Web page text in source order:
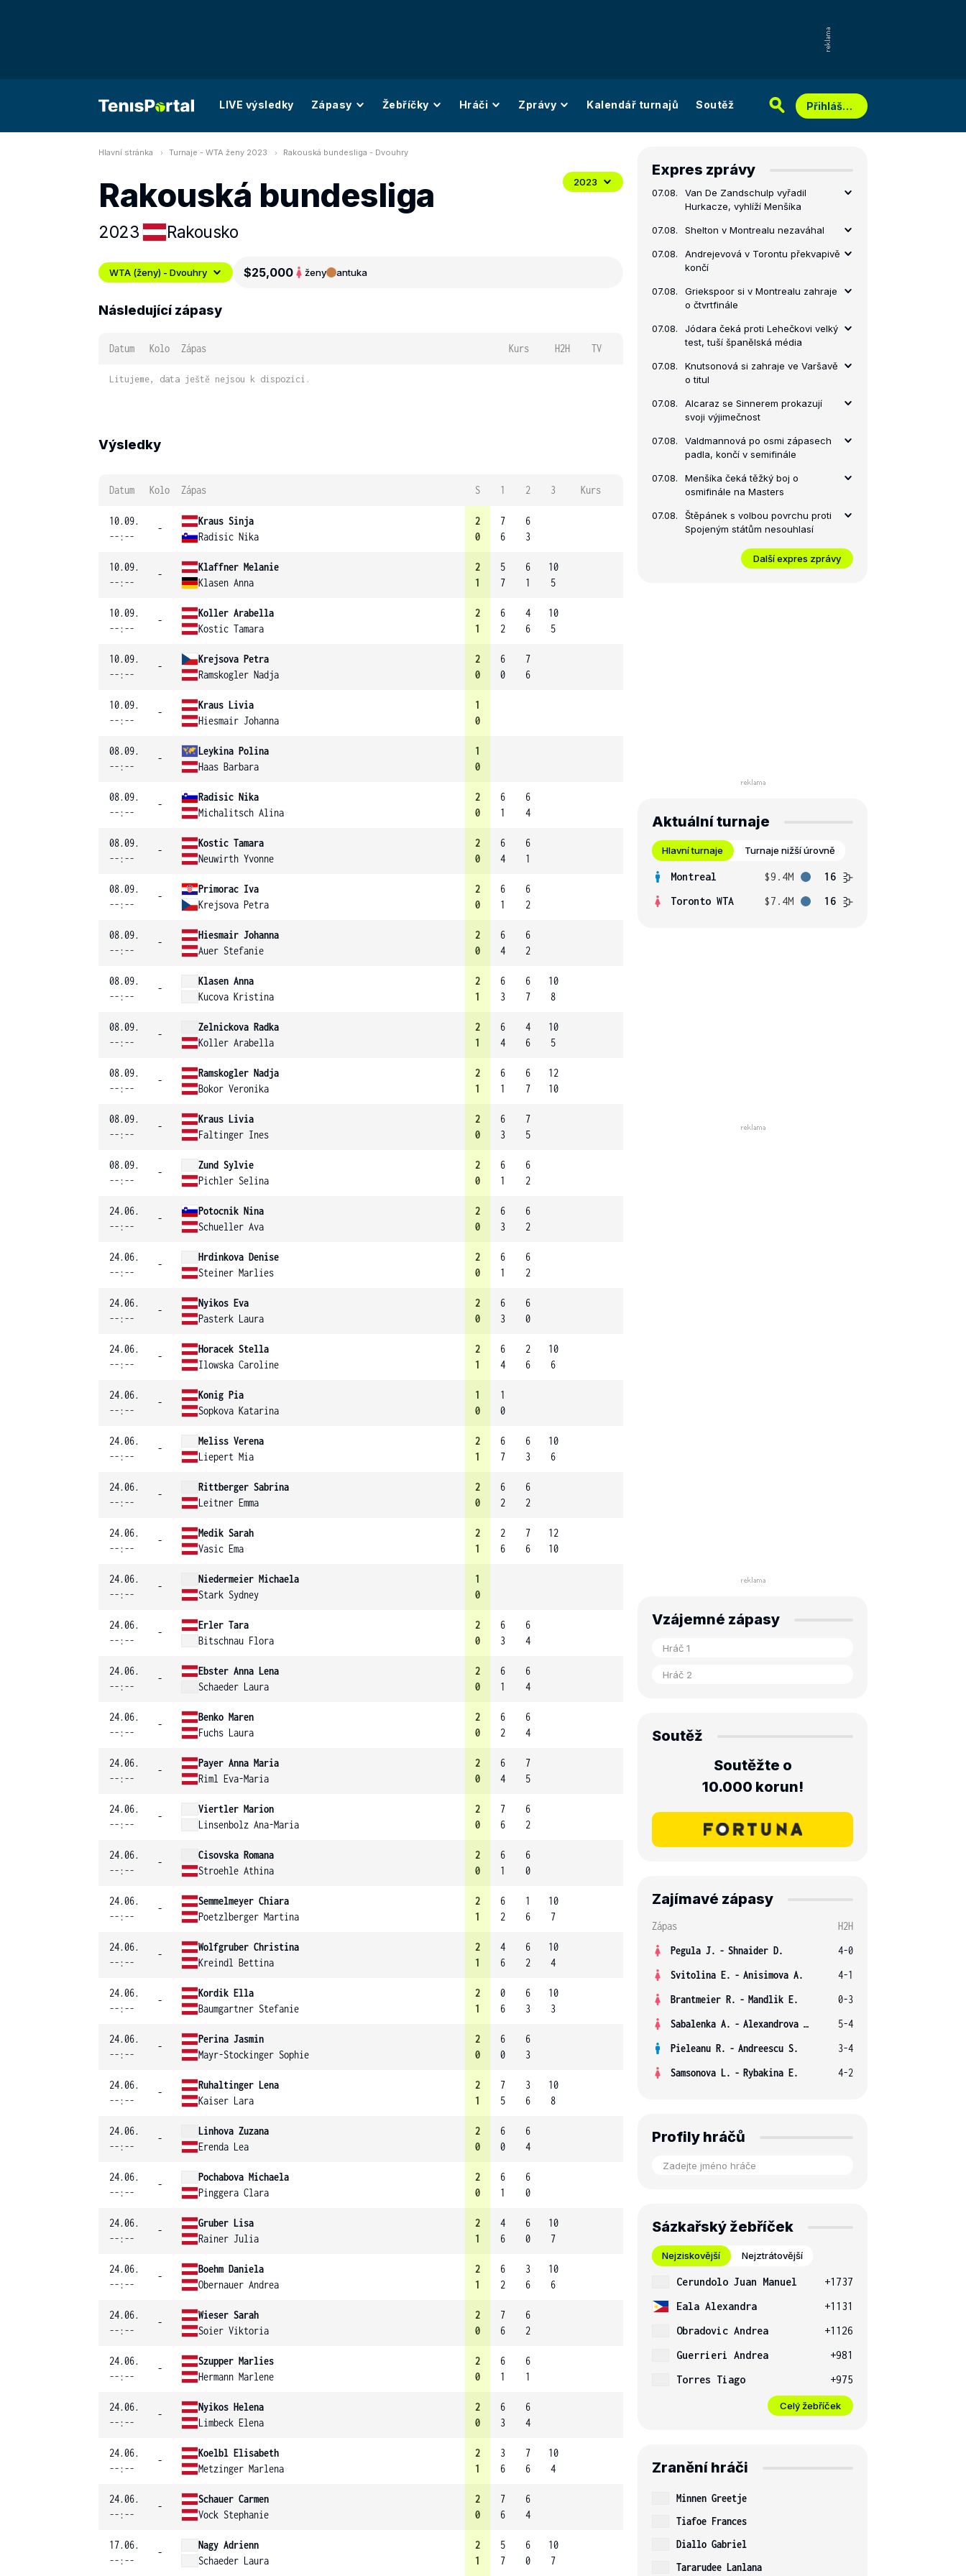
LIVE výsledky Zápasy Žebříčky Hráči Zprávy Kalendář turnajů Soutěž Přihlášení
Hlavní stránka Turnaje - WTA ženy 2023 Rakouská bundesliga - Dvouhry
Rakouská bundesliga
2023 Rakousko
2023
WTA (ženy) - Dvouhry $25,000 ženy antuka
Následující zápasy
Datum Kolo Zápas Kurs H2H TV
Litujeme, data ještě nejsou k dispozici.
Výsledky
Datum Kolo Zápas S 1 2 3 Kurs
10.09.
--:--
-
Kraus Sinja
Radisic Nika
2
0
7
6
6
3
10.09.
--:--
-
Klaffner Melanie
Klasen Anna
2
1
5
7
6
1
10
5
10.09.
--:--
-
Koller Arabella
Kostic Tamara
2
1
6
2
4
6
10
5
10.09.
--:--
-
Krejsova Petra
Ramskogler Nadja
2
0
6
0
7
6
10.09.
--:--
-
Kraus Livia
Hiesmair Johanna
1
0
08.09.
--:--
-
Leykina Polina
Haas Barbara
1
0
08.09.
--:--
-
Radisic Nika
Michalitsch Alina
2
0
6
1
6
4
08.09.
--:--
-
Kostic Tamara
Neuwirth Yvonne
2
0
6
4
6
1
08.09.
--:--
-
Primorac Iva
Krejsova Petra
2
0
6
1
6
2
08.09.
--:--
-
Hiesmair Johanna
Auer Stefanie
2
0
6
4
6
2
08.09.
--:--
-
Klasen Anna
Kucova Kristina
2
1
6
3
6
7
10
8
08.09.
--:--
-
Zelnickova Radka
Koller Arabella
2
1
6
4
4
6
10
5
08.09.
--:--
-
Ramskogler Nadja
Bokor Veronika
2
1
6
1
6
7
12
10
08.09.
--:--
-
Kraus Livia
Faltinger Ines
2
0
6
3
7
5
08.09.
--:--
-
Zund Sylvie
Pichler Selina
2
0
6
1
6
2
24.06.
--:--
-
Potocnik Nina
Schueller Ava
2
0
6
3
6
2
24.06.
--:--
-
Hrdinkova Denise
Steiner Marlies
2
0
6
1
6
2
24.06.
--:--
-
Nyikos Eva
Pasterk Laura
2
0
6
3
6
0
24.06.
--:--
-
Horacek Stella
Ilowska Caroline
2
1
6
4
2
6
10
6
24.06.
--:--
-
Konig Pia
Sopkova Katarina
1
0
1
0
24.06.
--:--
-
Meliss Verena
Liepert Mia
2
1
6
7
6
3
10
6
24.06.
--:--
-
Rittberger Sabrina
Leitner Emma
2
0
6
2
6
2
24.06.
--:--
-
Medik Sarah
Vasic Ema
2
1
2
6
7
6
12
10
24.06.
--:--
-
Niedermeier Michaela
Stark Sydney
1
0
24.06.
--:--
-
Erler Tara
Bitschnau Flora
2
0
6
3
6
4
24.06.
--:--
-
Ebster Anna Lena
Schaeder Laura
2
0
6
1
6
4
24.06.
--:--
-
Benko Maren
Fuchs Laura
2
0
6
2
6
4
24.06.
--:--
-
Payer Anna Maria
Riml Eva-Maria
2
0
6
4
7
5
24.06.
--:--
-
Viertler Marion
Linsenbolz Ana-Maria
2
0
7
6
6
2
24.06.
--:--
-
Cisovska Romana
Stroehle Athina
2
0
6
1
6
0
24.06.
--:--
-
Semmelmeyer Chiara
Poetzlberger Martina
2
1
6
2
1
6
10
7
24.06.
--:--
-
Wolfgruber Christina
Kreindl Bettina
2
1
4
6
6
2
10
4
24.06.
--:--
-
Kordik Ella
Baumgartner Stefanie
2
1
0
6
6
3
10
3
24.06.
--:--
-
Perina Jasmin
Mayr-Stockinger Sophie
2
0
6
0
6
3
24.06.
--:--
-
Ruhaltinger Lena
Kaiser Lara
2
1
7
5
3
6
10
8
24.06.
--:--
-
Linhova Zuzana
Erenda Lea
2
0
6
0
6
4
24.06.
--:--
-
Pochabova Michaela
Pinggera Clara
2
0
6
1
6
0
24.06.
--:--
-
Gruber Lisa
Rainer Julia
2
1
4
6
6
0
10
7
24.06.
--:--
-
Boehm Daniela
Obernauer Andrea
2
1
6
2
3
6
10
6
24.06.
--:--
-
Wieser Sarah
Soier Viktoria
2
0
7
6
6
2
24.06.
--:--
-
Szupper Marlies
Hermann Marlene
2
0
6
1
6
1
24.06.
--:--
-
Nyikos Helena
Limbeck Elena
2
0
6
3
6
4
24.06.
--:--
-
Koelbl Elisabeth
Metzinger Marlena
2
1
3
6
7
6
10
4
24.06.
--:--
-
Schauer Carmen
Vock Stephanie
2
0
7
6
6
4
17.06.
--:--
-
Nagy Adrienn
Schaeder Laura
2
1
5
7
6
0
10
7
Expres zprávy
07.08.
Van De Zandschulp vyřadil
Hurkacze, vyhlíží Menšíka
07.08. Shelton v Montrealu nezaváhal
07.08.
Andrejevová v Torontu překvapivě
končí
07.08.
Griekspoor si v Montrealu zahraje
o čtvrtfinále
07.08.
Jódara čeká proti Lehečkovi velký
test, tuší španělská média
07.08.
Knutsonová si zahraje ve Varšavě
o titul
07.08.
Alcaraz se Sinnerem prokazují
svoji výjimečnost
07.08.
Valdmannová po osmi zápasech
padla, končí v semifinále
07.08.
Menšíka čeká těžký boj o
osmifinále na Masters
07.08.
Štěpánek s volbou povrchu proti
Spojeným státům nesouhlasí
Další expres zprávy
Aktuální turnaje
Hlavní turnaje Turnaje nižší úrovně
Montreal $9.4M
16
Toronto WTA
$7.4M 16
Vzájemné zápasy
Soutěž
Soutěžte o
10.000 korun!
Zajímavé zápasy
Zápas
H2H
Pegula J. - Shnaider D.
4-0
Svitolina E. - Anisimova A.
4-1
Brantmeier R. - Mandlik E.
0-3
Sabalenka A. - Alexandrova E.
5-4
Pieleanu R. - Andreescu S.
3-4
Samsonova L. - Rybakina E. 4-2
Profily hráčů
Sázkařský žebříček
Nejziskovější Nejztrátovější
Cerundolo Juan Manuel
+1737
Eala Alexandra
+1131
Obradovic Andrea
+1126
Guerrieri Andrea
+981
Torres Tiago
+975
Celý žebříček
Zranění hráči
Minnen Greetje
Tiafoe Frances
Diallo Gabriel
Tararudee Lanlana